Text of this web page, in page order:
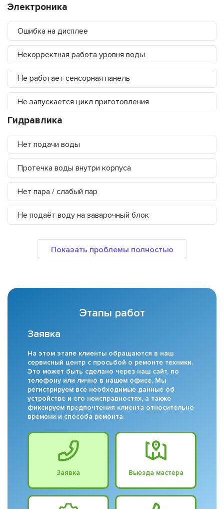
Электроника
Ошибка на дисплее
Некорректная работа уровня воды
Не работает сенсорная панель
Не запускается цикл приготовления
Гидравлика
Нет подачи воды
Протечка воды внутри корпуса
Нет пара / слабый пар
Не подаёт воду на заварочный блок
Этапы работ
Заявка
На этом этапе клиенты обращаются в наш
сервисный центр с просьбой о ремонте техники.
Это может быть сделано через наш сайт, по
телефону или лично в нашем офисе. Мы
регистрируем все необходимые данные об
устройстве и его неисправностях, а также
фиксируем предпочтения клиента относительно
времени и способа ремонта.
Заявка Выезда мастера